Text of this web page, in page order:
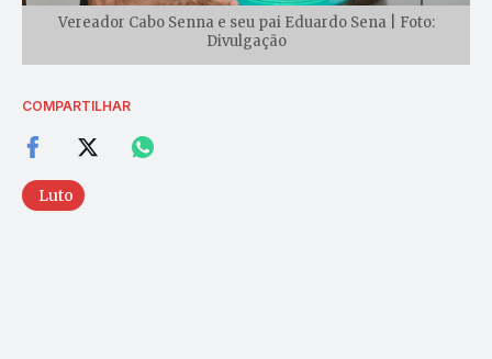
Vereador Cabo Senna e seu pai Eduardo Sena | Foto:
Divulgação
COMPARTILHAR
Luto